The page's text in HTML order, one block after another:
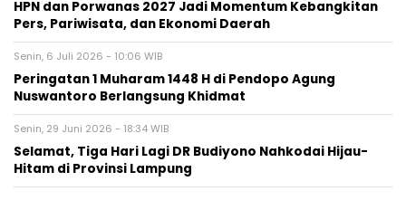
HPN dan Porwanas 2027 Jadi Momentum Kebangkitan
Pers, Pariwisata, dan Ekonomi Daerah
Senin, 6 Juli 2026 - 10:06 WIB
Peringatan 1 Muharam 1448 H di Pendopo Agung
Nuswantoro Berlangsung Khidmat
Senin, 29 Juni 2026 - 18:34 WIB
Selamat, Tiga Hari Lagi DR Budiyono Nahkodai Hijau-
Hitam di Provinsi Lampung